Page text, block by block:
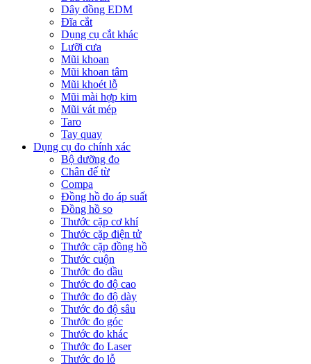
Dây đồng EDM
Đĩa cắt
Dụng cụ cắt khác
Lưỡi cưa
Mũi khoan
Mũi khoan tâm
Mũi khoét lỗ
Mũi mài hợp kim
Mũi vát mép
Taro
Tay quay
Dụng cụ đo chính xác
Bộ dưỡng đo
Chân đế từ
Compa
Đồng hồ đo áp suất
Đồng hồ so
Thước cặp cơ khí
Thước cặp điện tử
Thước cặp đồng hồ
Thước cuộn
Thước đo dầu
Thước đo độ cao
Thước đo độ dày
Thước đo độ sâu
Thước đo góc
Thước đo khác
Thước đo Laser
Thước đo lỗ